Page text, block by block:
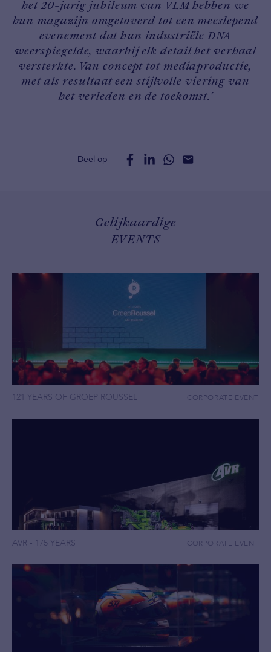
het 20-jarig jubileum van VLM hebben we
hun magazijn omgetoverd tot een meeslepend
evenement dat hun industriële DNA
weerspiegelde, waarbij elk detail het verhaal
versterkte. Van concept tot mediaproductie,
met als resultaat een stijlvolle viering van
het verleden en de toekomst.'
Deel op
Gelijkaardige
EVENTS
121 YEARS OF GROEP ROUSSEL CORPORATE EVENT
AVR - 175 YEARS CORPORATE EVENT